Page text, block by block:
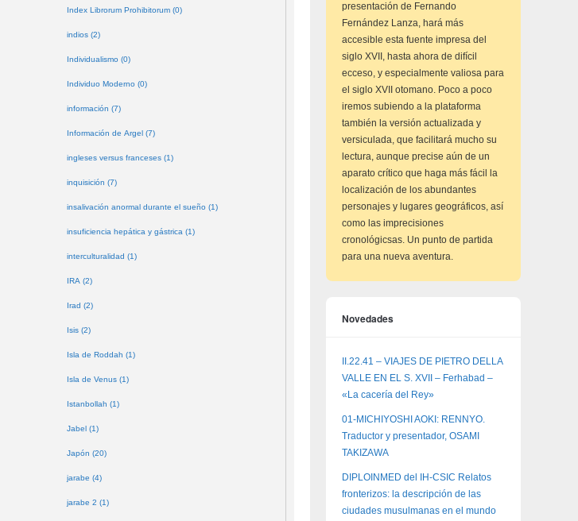
Index Librorum Prohibitorum (0)
indios (2)
Individualismo (0)
Individuo Moderno (0)
información (7)
Información de Argel (7)
ingleses versus franceses (1)
inquisición (7)
insalivación anormal durante el sueño (1)
insuficiencia hepática y gástrica (1)
interculturalidad (1)
IRA (2)
Irad (2)
Isis (2)
Isla de Roddah (1)
Isla de Venus (1)
Istanbollah (1)
Jabel (1)
Japón (20)
jarabe (4)
jarabe 2 (1)
presentación de Fernando
Fernández Lanza, hará más
accesible esta fuente impresa del
siglo XVII, hasta ahora de difícil
ecceso, y especialmente valiosa para
el siglo XVII otomano. Poco a poco
iremos subiendo a la plataforma
también la versión actualizada y
versiculada, que facilitará mucho su
lectura, aunque precise aún de un
aparato crítico que haga más fácil la
localización de los abundantes
personajes y lugares geográficos, así
como las imprecisiones
cronológicsas. Un punto de partida
para una nueva aventura.
Novedades
II.22.41 – VIAJES DE PIETRO DELLA
VALLE EN EL S. XVII – Ferhabad –
«La cacería del Rey»
01-MICHIYOSHI AOKI: RENNYO.
Traductor y presentador, OSAMI
TAKIZAWA
DIPLOINMED del IH-CSIC Relatos
fronterizos: la descripción de las
ciudades musulmanas en el mundo